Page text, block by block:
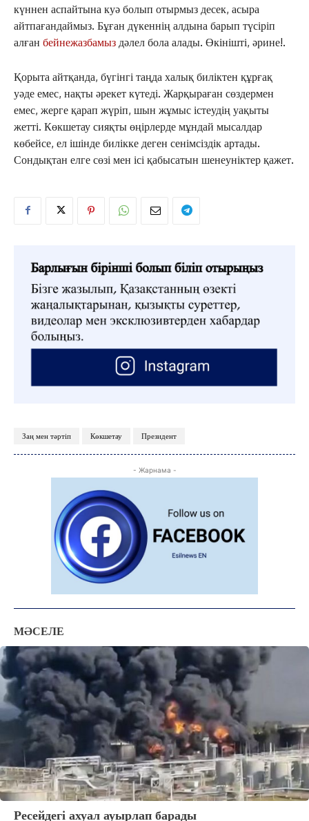
ЖАҢАЛЫҚТАР
ОҚИҒА
КӨЗҚАРАС
ЗЕРТТЕУ
СҰХБАТ
ҚҰҚЫҚ
ФОТО ДӘЙЕК
15.1 C Kokshetau
Жоба туралы Байланыс Жарнама
күннен аспайтына куә болып отырмыз десек, асыра
айтпағандаймыз. Бұған дүкеннің алдына барып түсіріп
алған бейнежазбамыз дәлел бола алады. Өкінішті, әрине!.
Қорыта айтқанда, бүгінгі таңда халық биліктен құрғақ
уәде емес, нақты әрекет күтеді. Жарқыраған сөздермен
емес, жерге қарап жүріп, шын жұмыс істеудің уақыты
жетті. Көкшетау сияқты өңірлерде мұндай мысалдар
көбейсе, ел ішінде билікке деген сенімсіздік артады.
Сондықтан елге сөзі мен ісі қабысатын шенеуніктер қажет.
Заң мен тәртіп Көкшетау Президент
- Жарнама -
МӘСЕЛЕ
Ресейдегі ахуал ауырлап барады